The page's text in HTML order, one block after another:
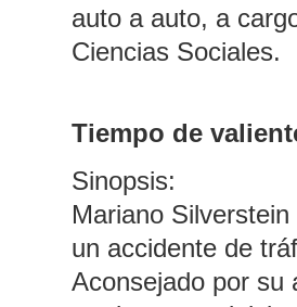
auto a auto, a
Ciencias Sociales.
Tiempo de
Sinopsis:
Mariano
un accidente de
Aconsejado por su